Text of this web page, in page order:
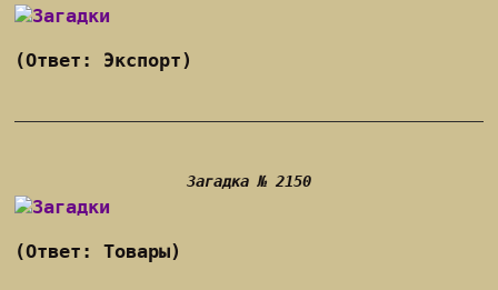
(Ответ: Экспорт)
Загадка № 2150
(Ответ: Товары)